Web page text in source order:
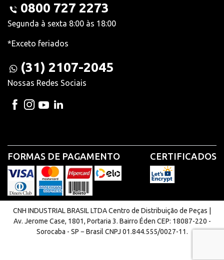
0800 727 2273
Segunda à sexta 8:00 às 18:00
*Exceto feriados
(31) 2107-2045
Nossas Redes Sociais
FORMAS DE PAGAMENTO CERTIFICADOS
CNH INDUSTRIAL BRASIL LTDA Centro de Distribuição de Peças |
Av. Jerome Case, 1801, Portaria 3. Bairro Éden CEP: 18087-220 -
Sorocaba - SP − Brasil CNPJ 01.844.555/0027-11.